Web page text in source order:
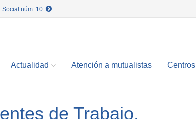
Social núm. 10
Actualidad Atención a mutualistas Centros
de Trabajo.